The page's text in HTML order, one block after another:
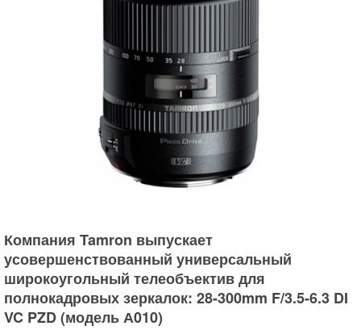
Юридическим лицам
Компания Tamron выпускает
усовершенствованный универсальный
широкоугольный телеобъектив для
полнокадровых зеркалок: 28-300mm F/3.5-6.3 DI
VC PZD (модель А010)